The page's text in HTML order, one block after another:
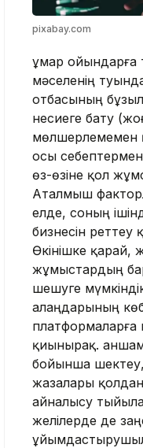
pixabay.com
Құмар ойындарға
мәселенің
отбасының
несиеге бату
мөлшерлемемен
осы
өз-өзіне қол
Аталмыш
елде, соның
бизнесін реттеу
Өкінішке қарай,
жұмыстардың
шешуге
алаңдарының
платформаларға
қиынырақ.
бойынша
жазалары
айналысу
желілерде де